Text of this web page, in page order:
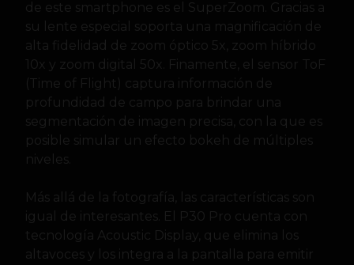
de este smartphone es el SuperZoom. Gracias a
su lente especial soporta una magnificación de
alta fidelidad de zoom óptico 5x, zoom híbrido
10x y zoom digital 50x. Finamente, el sensor ToF
(Time of Flight) captura información de
profundidad de campo para brindar una
segmentación de imagen precisa, con la que es
posible simular un efecto bokeh de múltiples
niveles.
Más allá de la fotografía, las características son
igual de interesantes. El P30 Pro cuenta con
tecnología Acoustic Display, que elimina los
altavoces y los integra a la pantalla para emitir